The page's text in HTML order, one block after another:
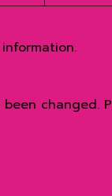
changed.